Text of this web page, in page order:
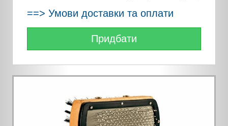
==> Умови доставки та оплати
Придбати